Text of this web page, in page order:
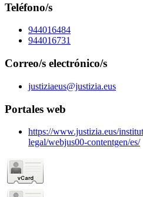
Teléfono/s
944016484
944016731
Correo/s electrónico/s
justiziaeus@justizia.eus
Portales web
https://www.justizia.eus/
legal/webjus00-contentgen/es/